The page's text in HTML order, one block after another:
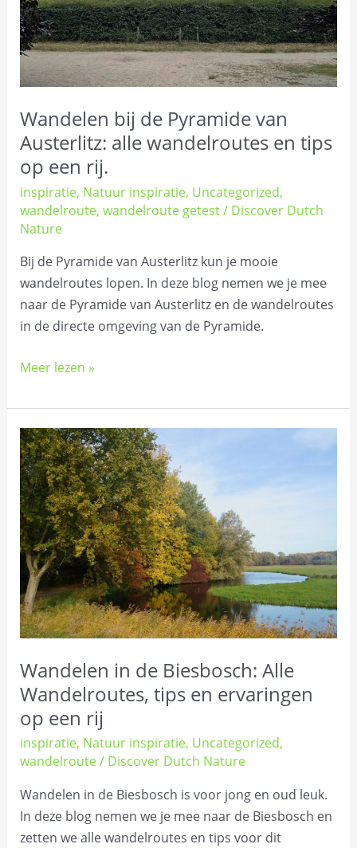
Wandelen bij de Pyramide van
Austerlitz: alle wandelroutes en tips
op een rij.
inspiratie, Natuur inspiratie, Uncategorized,
wandelroute,wandelroute getest/ Discover Dutch
Nature
Bij de Pyramide van Austerlitz kun je mooie
wandelroutes lopen. In deze blog nemen we je mee
naar de Pyramide van Austerlitz en de wandelroutes
in de directe omgeving van de Pyramide.
wandelroutes
en
tips
op
rij.
Meer lezen »
Wandelen in de Biesbosch: Alle
Wandelroutes, tips en ervaringen
op een rij
inspiratie, Natuur inspiratie, Uncategorized,
wandelroute/ Discover Dutch Nature
Wandelen in de Biesbosch is voor jong en oud leuk.
In deze blog nemen we je mee naar de Biesbosch en
zetten we alle wandelroutes en tips voor dit
Wandelen
in
de
Biesbosch:
Alle
Wandelroutes,
tips
en
ervaringen
op
rij